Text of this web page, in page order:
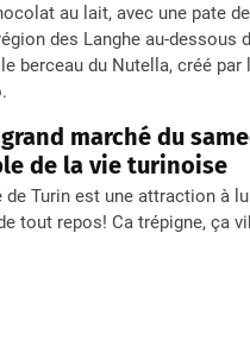
au lait, avec une pate
des Langhe au-dessous
berceau du Nutella, créé par
marché du
de la vie turinoise
de Turin est une attraction à
tout repos! Ca trépigne, ça